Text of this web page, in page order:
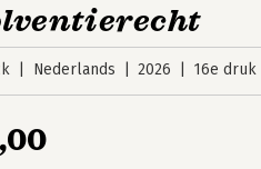
Nederlands 2026 16e druk